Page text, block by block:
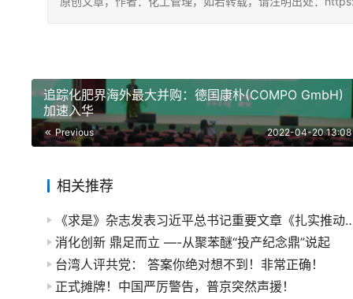
追踪化肥界海外最大并购：德国康朴(COMPO GmbH)
加速入华
Previous 2022-04-20 13:08
相关推荐
《求是》杂志发表习近平总书
消化创新 鼎足而立 —-从聚苯醚“投产纪念鼎”说起
台湾人评共党： 答案你绝对想不到！非常正确！
正式摊牌！中国严厉警告，普京突然声援！